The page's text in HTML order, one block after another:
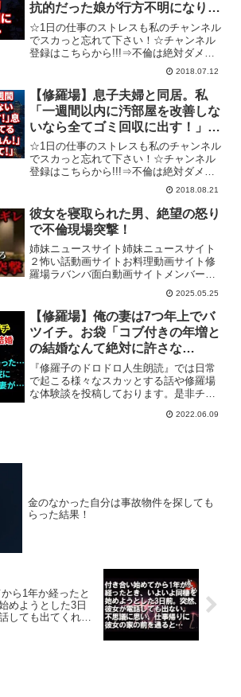
抗的だった娘が行方不明になり探
しに出ると・・・
☆1日の仕事のストレスも私のチャンネル
でスカっと忘れて下さい！☆チャンネル
登録はこちらから!!!⇒不倫は絶対ダメで
すよ～～！不倫やDQN行為、キチ行為な
どで悲劇の再発を防ぐためにも動画の評
価で拡散の協力お願い致します。またの
ご視聴お待ちして...
2018.07.12
【修羅場】息子夫婦と同居。私
「一週間以内に汚部屋を改善しな
いなら全てゴミ回収に出す！」→
息子「俺がいない間イビってるん
だってな。もう耐えられん！」嫁
「お義母さん出て行って！」
☆1日の仕事のストレスも私のチャンネル
でスカっと忘れて下さい！☆チャンネル
登録はこちらから!!!⇒不倫は絶対ダメで
すよ～～！不倫やDQN行為、キチ行為な
どで悲劇の再発を防ぐためにも動画の評
価で拡散の協力お願い致します。またの
ご視聴お待ちして...
2018.08.21
彼女を寝取られた男、絶望の怒り
で不倫現場突撃！
姉妹ニュースサイト姉妹ニュースサイト
２怖い話動画サイトお料理動画サイト修
羅場ラバンバ面白動画サイトメンバーシ
ップ→ ･しんりInstagram→ ・生配信→
スポンサー企業様・和光葬儀社→・FUJI
設備工業→ ■【#おんしゃあ麺】 住所→
...
2025.05.25
【修羅場】俺の妻は7つ年上でバ
ツイチ。お袋「コブ付きの年増と
の結婚なんて絶対に許さな
い！！」妻とお袋の折り合いは悪
かった…ある日娘からの電話で病
院に駆けつけると変わり果てた妻
『修羅子のドロドロ人生朗読』では日常
で起こる様々なスカッとする話や修羅場
な体験談を投稿しております。是非チャ
#スカッと #朗読◆再生リスト修羅子のド
2022.06.09
金のなかった自分は事故物件を探しても
らった結果！
ら1年か経ったと
めようとした3日
しても出てくれな